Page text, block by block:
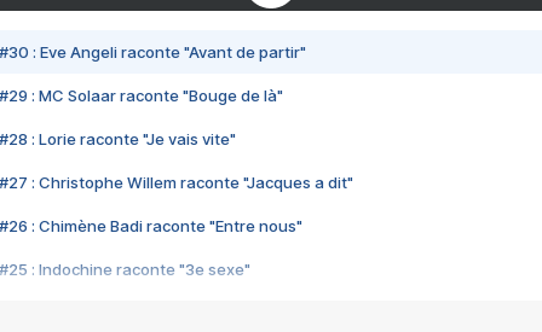
#30 : Eve Angeli raconte "Avant de partir"
#29 : MC Solaar raconte "Bouge de là"
#28 : Lorie raconte "Je vais vite"
#27 : Christophe Willem raconte "Jacques a dit"
#26 : Chimène Badi raconte "Entre nous"
#25 : Indochine raconte "3e sexe"